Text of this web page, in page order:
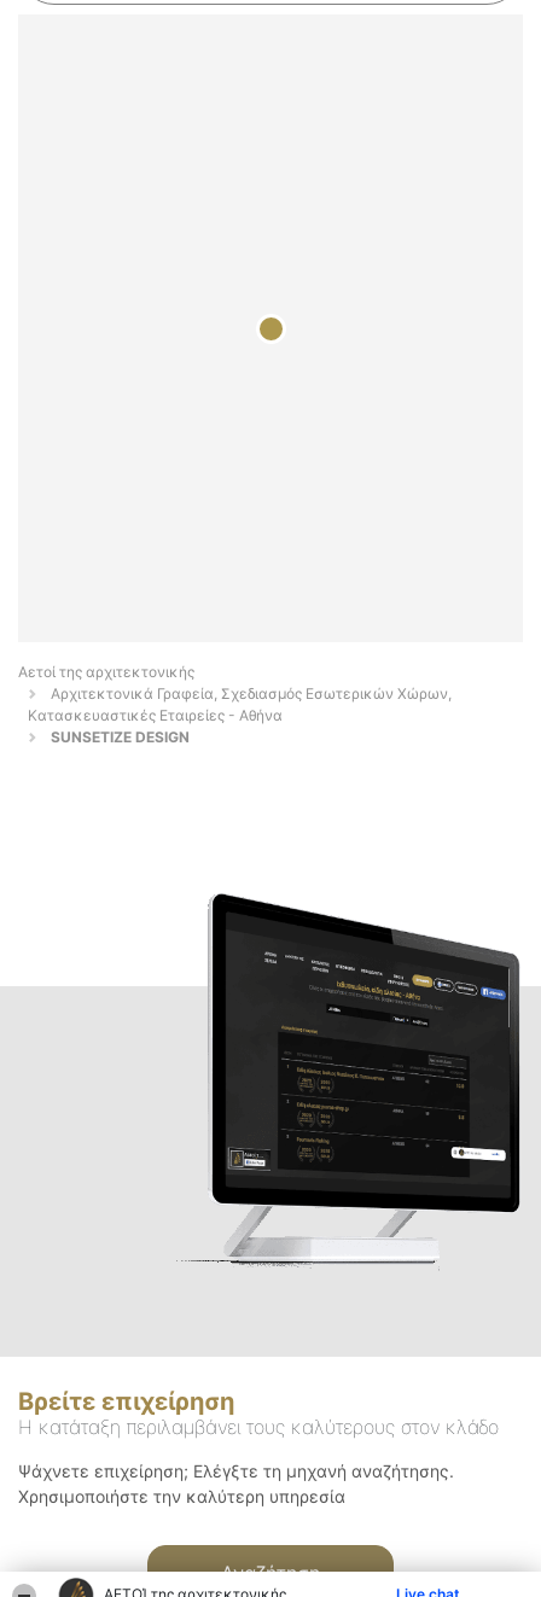
Αετοί της αρχιτεκτονικής
Αρχιτεκτονικά Γραφεία, Σχεδιασμός Εσωτερικών Χώρων,
Κατασκευαστικές Εταιρείες - Αθήνα
SUNSETIZE DESIGN
Βρείτε επιχείρηση
Η κατάταξη περιλαμβάνει τους καλύτερους στον κλάδο
Ψάχνετε επιχείρηση; Ελέγξτε τη μηχανή αναζήτησης.
Χρησιμοποιήστε την καλύτερη υπηρεσία
Αναζήτηση